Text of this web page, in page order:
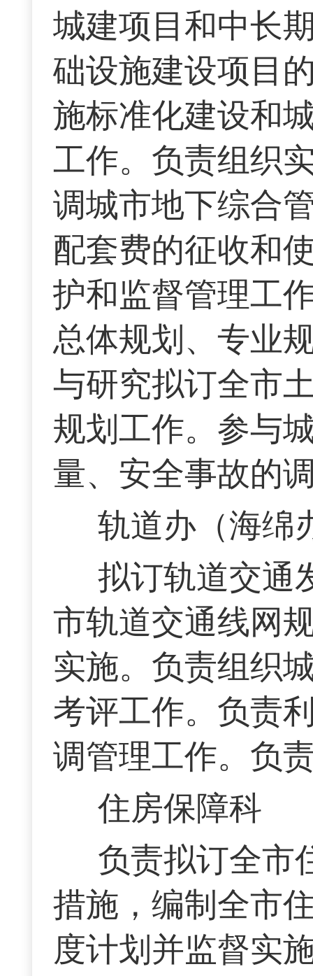
城建项目和中长
础设施建设项目
施标准化建设和
工作。负责组织
调城市地下综合
配套费的征收和
护和监督管理工
总体规划、专业
与研究拟订全市
规划工作。参与
量、安全事故的
轨道办（海
拟订轨道交通
市轨道交通线网
实施。负责组织
考评工作。负责
调管理工作。负
住房保障科
负责拟订全市
措施，编制全市
度计划并监督实